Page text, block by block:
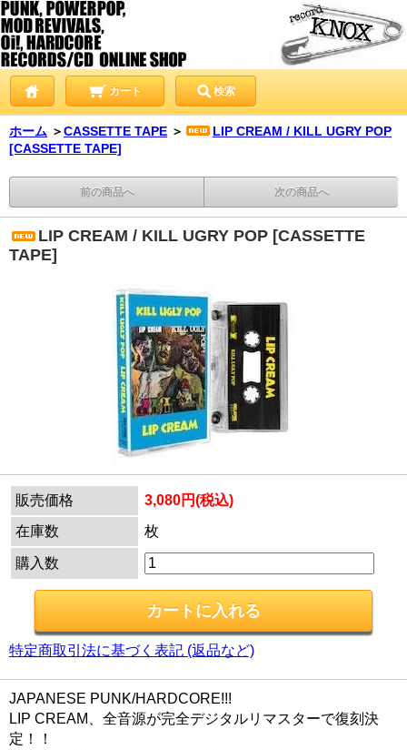
カート 検索
ホーム ＞CASSETTE TAPE ＞
LIP CREAM / KILL UGRY POP
[CASSETTE TAPE]
前の商品へ 次の商品へ
LIP CREAM / KILL UGRY POP [CASSETTE
TAPE]
販売価格
3,080円(税込)
在庫数
枚
購入数
特定商取引法に基づく表記 (返品など)
JAPANESE PUNK/HARDCORE!!!
LIP CREAM、全音源が完全デジタルリマスターで復刻決
定！！